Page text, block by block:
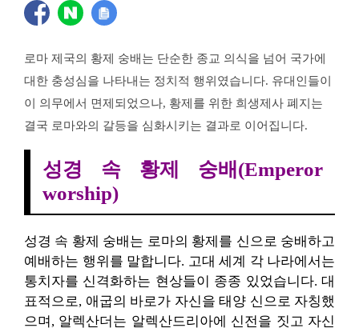
로마 제국의 황제 숭배는 단순한 종교 의식을 넘어 국가에
대한 충성심을 나타내는 정치적 행위였습니다. 유대인들이
이 의무에서 면제되었으나, 황제를 위한 희생제사 폐지는
결국 로마와의 갈등을 심화시키는 결과로 이어집니다.
성경 속 황제 숭배(Emperor
worship)
성경 속 황제 숭배는 로마의 황제를 신으로 숭배하고
예배하는 행위를 말합니다. 고대 세계 각 나라에서는
통치자를 신격화하는 현상들이 종종 있었습니다. 대
표적으로, 애굽의 바로가 자신을 태양 신으로 자칭했
으며, 알렉산더는 알렉산드리아에 신전을 짓고 자신